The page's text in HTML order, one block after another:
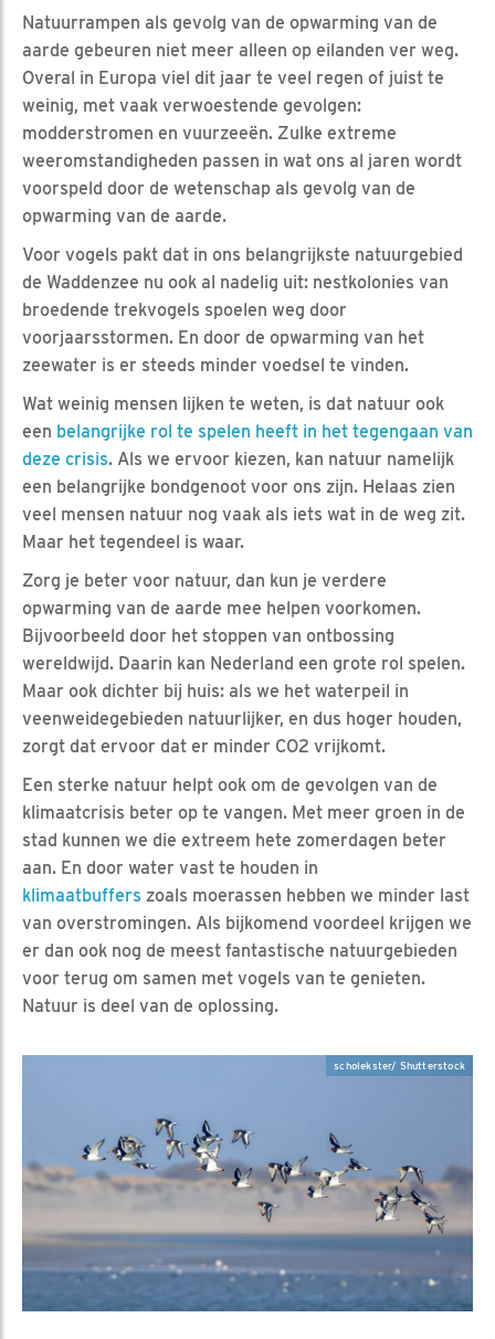
Natuurrampen als gevolg van de opwarming van de
aarde gebeuren niet meer alleen op eilanden ver weg.
Overal in Europa viel dit jaar te veel regen of juist te
weinig, met vaak verwoestende gevolgen:
modderstromen en vuurzeeën. Zulke extreme
weeromstandigheden passen in wat ons al jaren wordt
voorspeld door de wetenschap als gevolg van de
opwarming van de aarde.
Voor vogels pakt dat in ons belangrijkste natuurgebied
de Waddenzee nu ook al nadelig uit: nestkolonies van
broedende trekvogels spoelen weg door
voorjaarsstormen. En door de opwarming van het
zeewater is er steeds minder voedsel te vinden.
Wat weinig mensen lijken te weten, is dat natuur ook
een belangrijke rol te spelen heeft in het tegengaan van
deze crisis. Als we ervoor kiezen, kan natuur namelijk
een belangrijke bondgenoot voor ons zijn. Helaas zien
veel mensen natuur nog vaak als iets wat in de weg zit.
Maar het tegendeel is waar.
Zorg je beter voor natuur, dan kun je verdere
opwarming van de aarde mee helpen voorkomen.
Bijvoorbeeld door het stoppen van ontbossing
wereldwijd. Daarin kan Nederland een grote rol spelen.
Maar ook dichter bij huis: als we het waterpeil in
veenweidegebieden natuurlijker, en dus hoger houden,
zorgt dat ervoor dat er minder CO2 vrijkomt.
Een sterke natuur helpt ook om de gevolgen van de
klimaatcrisis beter op te vangen. Met meer groen in de
stad kunnen we die extreem hete zomerdagen beter
aan. En door water vast te houden in
klimaatbuffers zoals moerassen hebben we minder last
van overstromingen. Als bijkomend voordeel krijgen we
er dan ook nog de meest fantastische natuurgebieden
voor terug om samen met vogels van te genieten.
Natuur is deel van de oplossing.
scholekster/ Shutterstock